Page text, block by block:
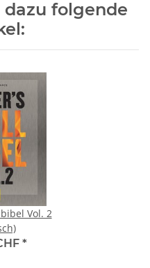
folgende
Vol. 2
*